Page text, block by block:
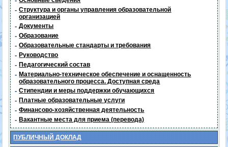
- Структура и органы управления образовательной
организацией
- Документы
- Образование
- Образовательные стандарты и требования
- Руководство
- Педагогический состав
- Материально-техническое обеспечение и оснащенность
образовательного процесса. Доступная среда
- Стипендии и меры поддержки обучающихся
- Платные образовательные услуги
- Финансово-хозяйственная деятельность
- Вакантные места для приема (перевода)
ПУБЛИЧНЫЙ ДОКЛАД